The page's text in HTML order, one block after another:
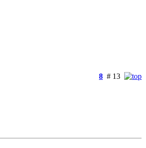
8 # 13